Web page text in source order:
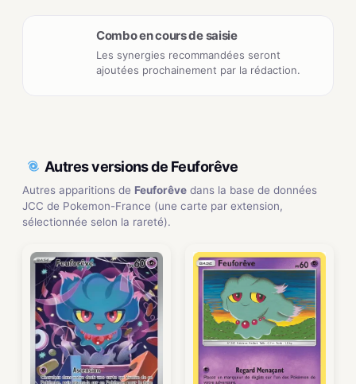
Combo en cours de saisie
Les synergies recommandées seront
ajoutées prochainement par la rédaction.
Autres versions de Feuforêve
Autres apparitions de Feuforêve dans la base de données
JCC de Pokemon-France (une carte par extension,
sélectionnée selon la rareté).